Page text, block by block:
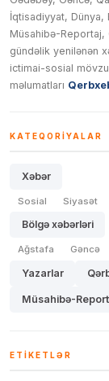
İqtisadiyyat, Dünya,
Müsahibə-
gündəlik yenilənən
ictimai-sosial
məlumatları
KATEQORIYALAR
Xəbər
Sosial Siyasət
Bölgə xəbərləri
Ağstafa Gəncə
Yazarlar
Müsahibə-
ETIKETLƏR